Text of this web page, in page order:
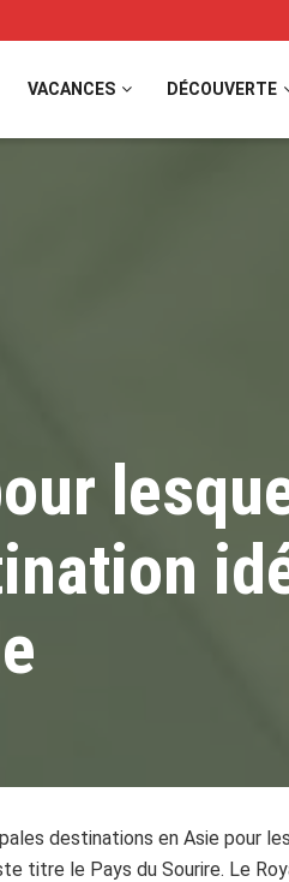
VACANCES DÉCOUVERTE
destinations en Asie pour les
titre le Pays du Sourire. Le